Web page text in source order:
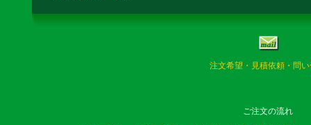
注文希望・見積依頼・問
ご注文の流れ